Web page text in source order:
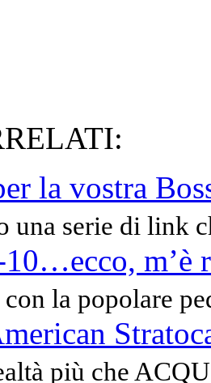
la vostra
una serie di link
10…ecco, m’è
la popolare
più che